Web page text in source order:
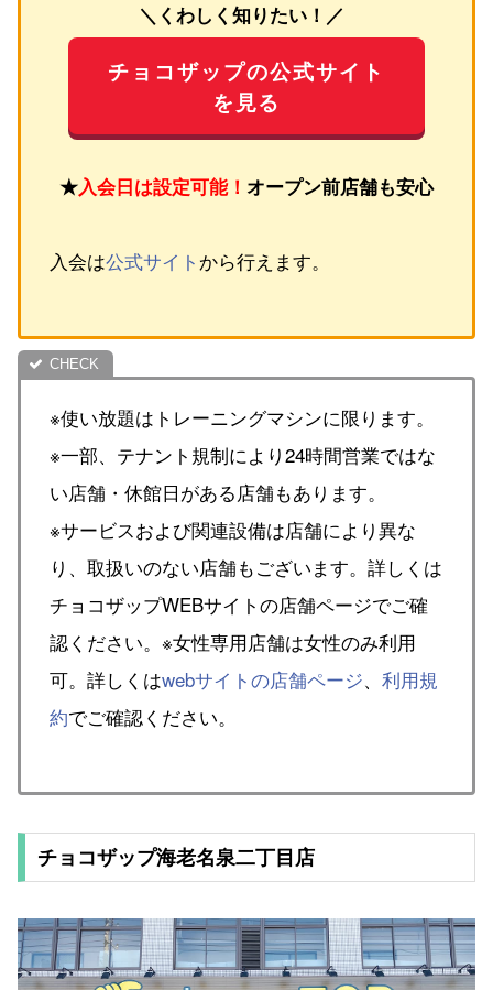
＼くわしく知りたい！／
チョコザップの公式サイト
を見る
★入会日は設定可能！ オープン前店舗も安心
入会は公式サイト から行えます。
※使い放題はトレーニングマシンに限ります。
※一部、テナント規制により24時間営業ではな
い店舗・休館日がある店舗もあります。
※サービスおよび関連設備は店舗により異な
り、取扱いのない店舗もございます。詳しくは
チョコザップWEBサイトの店舗ページでご確
認ください。※女性専用店舗は女性のみ利用
可。詳しくはwebサイトの店舗ページ、 利用規
約でご確認ください。
チョコザップ海老名泉二丁目店